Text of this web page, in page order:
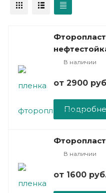
В наличии
от 2900
В наличии
от 1600